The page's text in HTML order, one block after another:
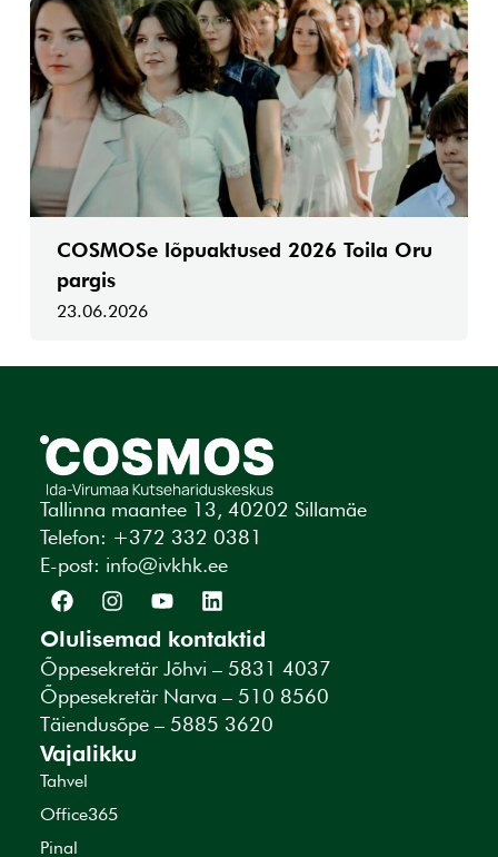
COSMOSe lõpuaktused 2026 Toila Oru
pargis
23.06.2026
Tallinna maantee 13, 40202 Sillamäe
Telefon: +372 332 0381
E-post: info@ivkhk.ee
Olulisemad kontaktid
Õppesekretär Jõhvi – 5831 4037
Õppesekretär Narva – 510 8560
Täiendusõpe – 5885 3620
Vajalikku
Tahvel
Office365
Pinal